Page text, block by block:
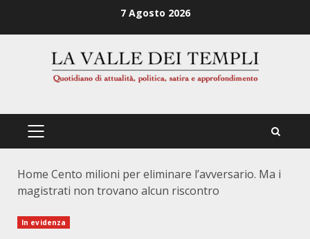
7 Agosto 2026
PRIMÄRES
Home Cento milioni per eliminare l’avversario. Ma i
magistrati non trovano alcun riscontro
In evidenza